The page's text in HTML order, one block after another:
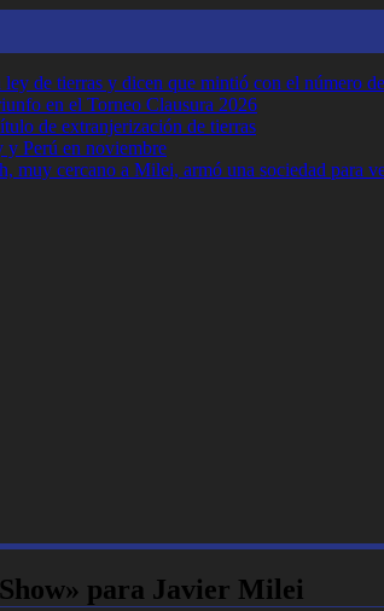
de tierras y dicen que mintió con el número
en el Torneo Clausura 2026
de extranjerización de tierras
Perú en noviembre
muy cercano a Milei, armó una sociedad para
para Javier Milei